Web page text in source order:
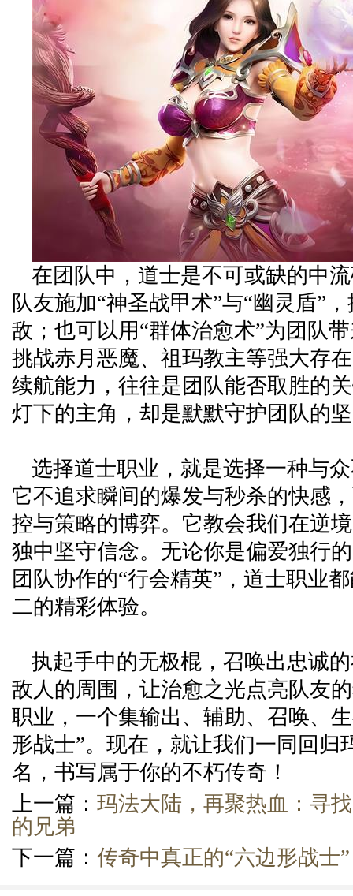
在团队中，道士是不可或缺的中
队友施加“神圣战甲术”与“幽灵盾”
敌；也可以用“群体治愈术”为团队
挑战赤月恶魔、祖玛教主等强大存
续航能力，往往是团队能否取胜的
灯下的主角，却是默默守护团队的
选择道士职业，就是选择一种与
它不追求瞬间的爆发与秒杀的快感
控与策略的博弈。它教会我们在逆
独中坚守信念。无论你是偏爱独行
团队协作的“行会精英”，道士职业
二的精彩体验。
执起手中的无极棍，召唤出忠诚
敌人的周围，让治愈之光点亮队友
职业，一个集输出、辅助、召唤、
形战士”。现在，就让我们一同回归
名，书写属于你的不朽传奇！
上一篇： 玛法大陆，再聚热血：寻
的兄弟
下一篇： 传奇中真正的“六边形战士”